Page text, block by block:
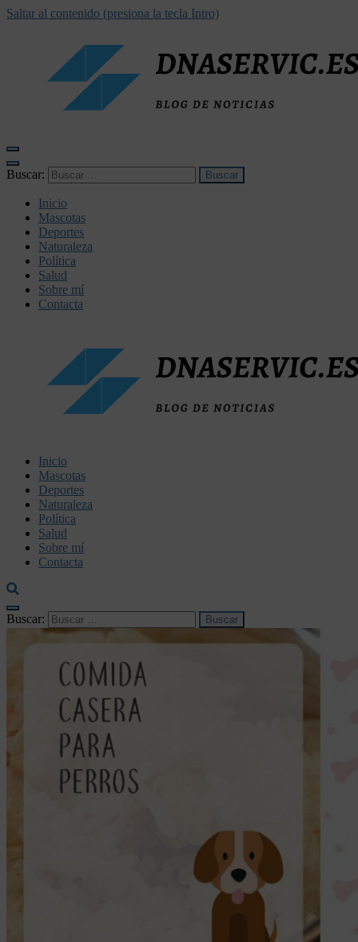
Saltar al contenido (presiona la tecla Intro)
Buscar:
Inicio
Mascotas
Deportes
Naturaleza
Política
Salud
Sobre mí
Contacta
dnaservic.es
Inicio
Mascotas
Deportes
Naturaleza
Política
Salud
Sobre mí
Contacta
Buscar: